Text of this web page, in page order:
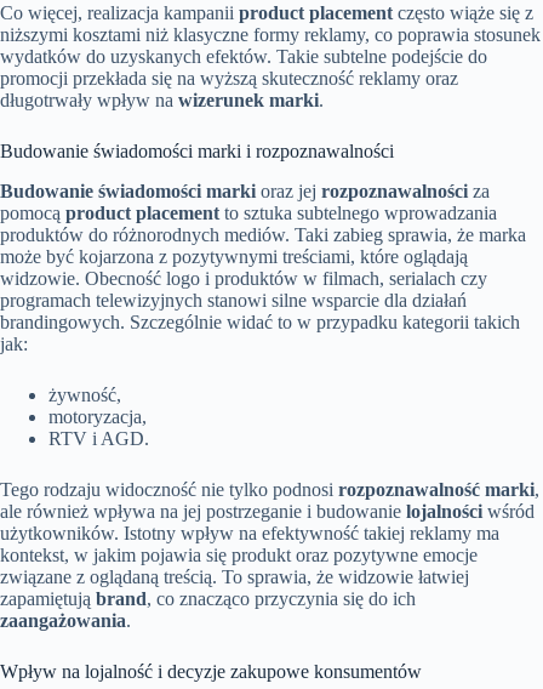
Co więcej, realizacja kampanii product placement często wiąże się z
niższymi kosztami niż klasyczne formy reklamy, co poprawia stosunek
wydatków do uzyskanych efektów. Takie subtelne podejście do
promocji przekłada się na wyższą skuteczność reklamy oraz
długotrwały wpływ na wizerunek marki.
Budowanie świadomości marki i rozpoznawalności
Budowanie świadomości marki oraz jej rozpoznawalności za
pomocą product placement to sztuka subtelnego wprowadzania
produktów do różnorodnych mediów. Taki zabieg sprawia, że marka
może być kojarzona z pozytywnymi treściami, które oglądają
widzowie. Obecność logo i produktów w filmach, serialach czy
programach telewizyjnych stanowi silne wsparcie dla działań
brandingowych. Szczególnie widać to w przypadku kategorii takich
jak:
żywność,
motoryzacja,
RTV i AGD.
Tego rodzaju widoczność nie tylko podnosi rozpoznawalność marki,
ale również wpływa na jej postrzeganie i budowanie lojalności wśród
użytkowników. Istotny wpływ na efektywność takiej reklamy ma
kontekst, w jakim pojawia się produkt oraz pozytywne emocje
związane z oglądaną treścią. To sprawia, że widzowie łatwiej
zapamiętują brand, co znacząco przyczynia się do ich
zaangażowania.
Wpływ na lojalność i decyzje zakupowe konsumentów